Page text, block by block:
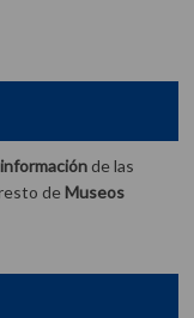
información de las
deMuseos